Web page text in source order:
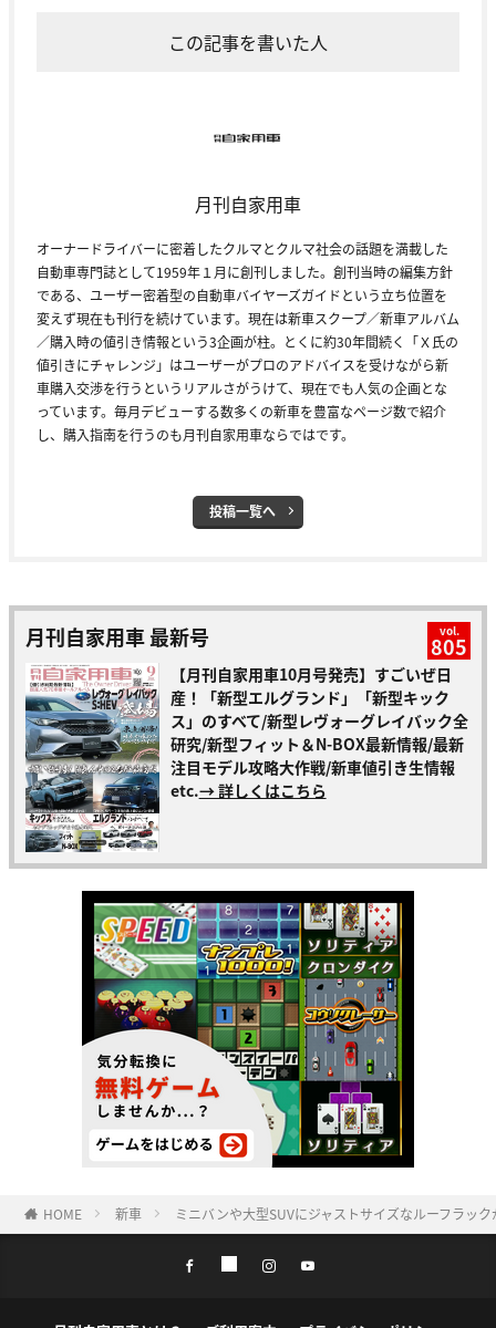
この記事を書いた人
月刊自家用車
オーナードライバーに密着したクルマとクルマ社会の話題を満載した
自動車専門誌として1959年１月に創刊しました。創刊当時の編集方針
である、ユーザー密着型の自動車バイヤーズガイドという立ち位置を
変えず現在も刊行を続けています。現在は新車スクープ／新車アルバム
／購入時の値引き情報という3企画が柱。とくに約30年間続く「Ｘ氏の
値引きにチャレンジ」はユーザーがプロのアドバイスを受けながら新
車購入交渉を行うというリアルさがうけて、現在でも人気の企画とな
っています。毎月デビューする数多くの新車を豊富なページ数で紹介
し、購入指南を行うのも月刊自家用車ならではです。
投稿一覧へ
月刊自家用車 最新号 vol.
805
【月刊自家用車10月号発売】すごいぜ日
産！「新型エルグランド」「新型キック
ス」のすべて/新型レヴォーグレイバック全
研究/新型フィット＆N-BOX最新情報/最新
注目モデル攻略大作戦/新車値引き生情報
etc.→ 詳しくはこちら
HOME 新車 ミニバンや大型SUVにジャストサイズなルーフラッ